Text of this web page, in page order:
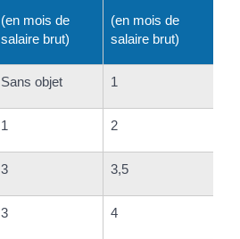
(en mois de
salaire brut)
(en mois de
salaire brut)
Sans objet 1
1 2
3 3,5
3 4